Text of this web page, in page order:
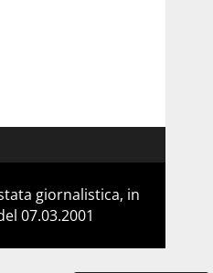
giornalistica, in
07.03.2001